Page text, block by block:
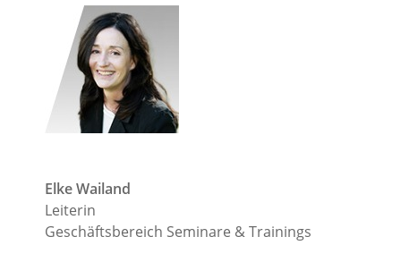
Elke Wailand
Leiterin
Geschäftsbereich Seminare & Trainings